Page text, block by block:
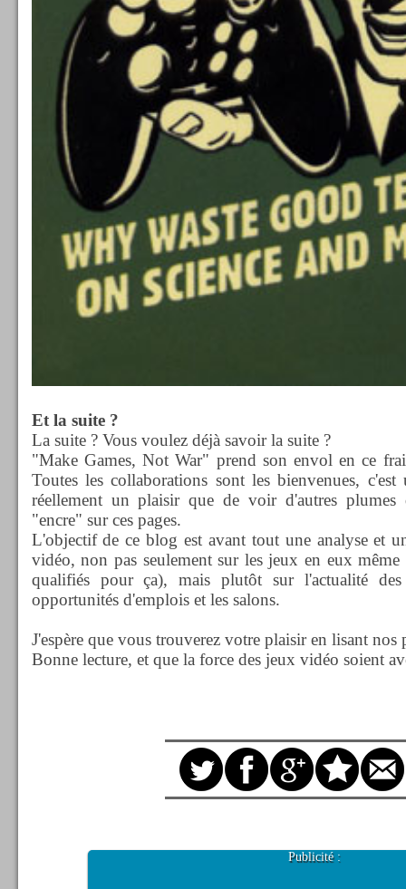
Et la suite ?
La suite ? Vous voulez déjà savoir la suite ?
"Make Games, Not War" prend son envol en ce
Toutes les collaborations sont les bienvenues,
réellement un plaisir que de voir d'autres plumes
"encre" sur ces pages.
L'objectif de ce blog est avant tout une analyse et
vidéo, non pas seulement sur les jeux en eux même
qualifiés pour ça), mais plutôt sur l'actualité
opportunités d'emplois et les salons.
J'espère que vous trouverez votre plaisir en lisant nos
Bonne lecture, et que la force des jeux vidéo soient
Publicité :